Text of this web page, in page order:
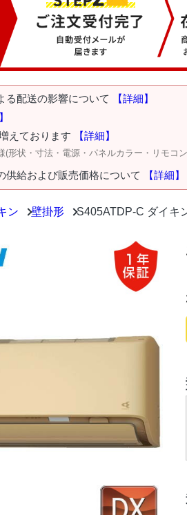
る配送の影響について
【詳細】
えております 【詳細】
(形状・寸法・電源・パネルカラー・リモコ
供給および販売価格について 【詳細】
ン 壁掛形 S405ATDP-C ダイキ